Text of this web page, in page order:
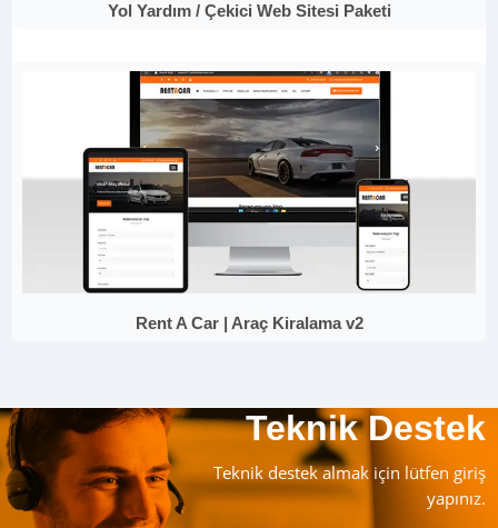
Yol Yardım / Çekici Web Sitesi Paketi
Rent A Car | Araç Kiralama v2
Teknik Destek
Teknik destek almak için lütfen giriş
yapınız.